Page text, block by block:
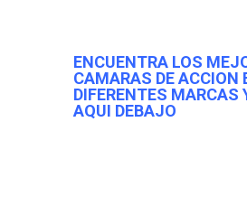
ENCUENTRA LOS
CAMARAS DE ACCION
DIFERENTES MARCAS
AQUI DEBAJO